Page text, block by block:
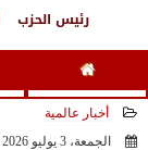
رئيس الحزب
أخبار عالمية
الجمعة، 3 يوليو 2026